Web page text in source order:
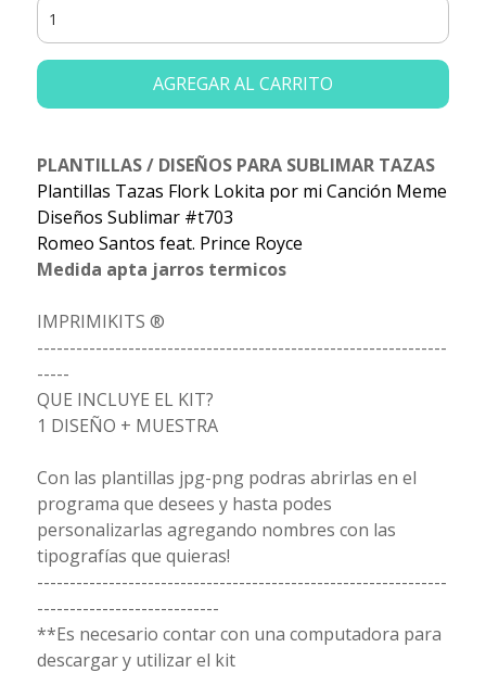
AGREGAR AL CARRITO
PLANTILLAS / DISEÑOS PARA SUBLIMAR TAZAS
Plantillas Tazas Flork Lokita por mi Canción Meme
Diseños Sublimar #t703
Romeo Santos feat. Prince Royce
Medida apta jarros termicos
IMPRIMIKITS ®
---------------------------------------------------------------
-----
QUE INCLUYE EL KIT?
1 DISEÑO + MUESTRA
Con las plantillas jpg-png podras abrirlas en el
programa que desees y hasta podes
personalizarlas agregando nombres con las
tipografías que quieras!
---------------------------------------------------------------
----------------------------
**Es necesario contar con una computadora para
descargar y utilizar el kit